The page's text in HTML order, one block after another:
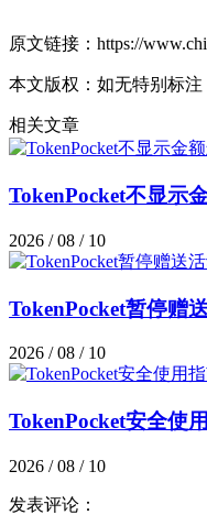
原文链接：https://
本文版权：如无特别标注
相关文章
TokenPocket不显示
2026 / 08 / 10
TokenPocket暂停赠
2026 / 08 / 10
TokenPocket安全使
2026 / 08 / 10
发表评论：